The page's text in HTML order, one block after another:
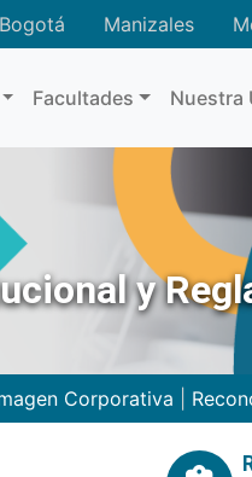
Bogotá Manizales
Facultades Nuestra
y
Corporativa